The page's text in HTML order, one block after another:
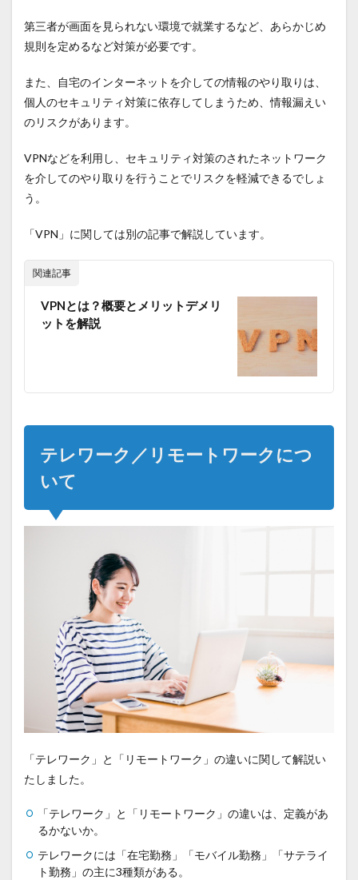
第三者が画面を見られない環境で就業するなど、あらかじめ
規則を定めるなど対策が必要です。
また、自宅のインターネットを介しての情報のやり取りは、
個人のセキュリティ対策に依存してしまうため、情報漏えい
のリスクがあります。
VPNなどを利用し、セキュリティ対策のされたネットワーク
を介してのやり取りを行うことでリスクを軽減できるでしょ
う。
「VPN」に関しては別の記事で解説しています。
関連記事
VPNとは？概要とメリットデメリ
ットを解説
テレワーク／リモートワークにつ
いて
「テレワーク」と「リモートワーク」の違いに関して解説い
たしました。
「テレワーク」と「リモートワーク」の違いは、定義があ
るかないか。
テレワークには「在宅勤務」「モバイル勤務」「サテライ
ト勤務」の主に3種類がある。